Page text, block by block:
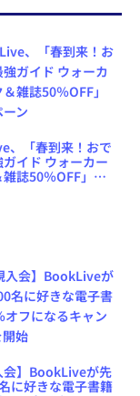
、「春到来！おで
イド ウォーカー
誌50％OFF」キ
会】BookLiveが先
に好きな電子書籍